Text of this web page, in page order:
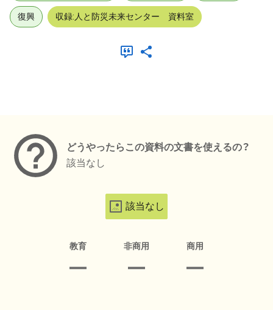
復興 収録:人と防災未来センター 資料室
どうやったらこの資料の文書を使えるの？
該当なし
該当なし
教育 非商用 商用